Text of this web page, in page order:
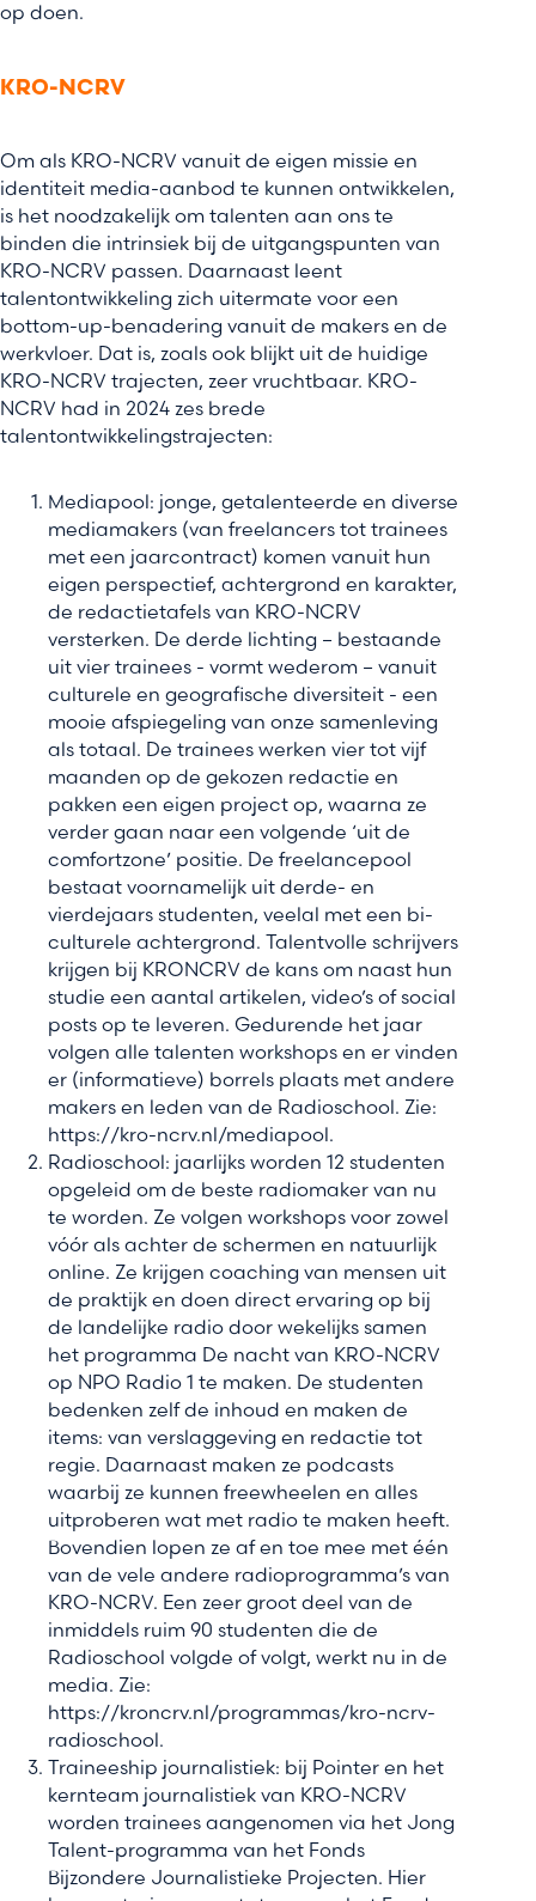
op doen.
KRO-NCRV
Om als KRO-NCRV vanuit de eigen missie en
identiteit media-aanbod te kunnen ontwikkelen,
is het noodzakelijk om talenten aan ons te
binden die intrinsiek bij de uitgangspunten van
KRO-NCRV passen. Daarnaast leent
talentontwikkeling zich uitermate voor een
bottom-up-benadering vanuit de makers en de
werkvloer. Dat is, zoals ook blijkt uit de huidige
KRO-NCRV trajecten, zeer vruchtbaar. KRO-
NCRV had in 2024 zes brede
talentontwikkelingstrajecten:
Mediapool: jonge, getalenteerde en diverse
mediamakers (van freelancers tot trainees
met een jaarcontract) komen vanuit hun
eigen perspectief, achtergrond en karakter,
de redactietafels van KRO-NCRV
versterken. De derde lichting – bestaande
uit vier trainees - vormt wederom – vanuit
culturele en geografische diversiteit - een
mooie afspiegeling van onze samenleving
als totaal. De trainees werken vier tot vijf
maanden op de gekozen redactie en
pakken een eigen project op, waarna ze
verder gaan naar een volgende ‘uit de
comfortzone’ positie. De freelancepool
bestaat voornamelijk uit derde- en
vierdejaars studenten, veelal met een bi-
culturele achtergrond. Talentvolle schrijvers
krijgen bij KRONCRV de kans om naast hun
studie een aantal artikelen, video’s of social
posts op te leveren. Gedurende het jaar
volgen alle talenten workshops en er vinden
er (informatieve) borrels plaats met andere
makers en leden van de Radioschool. Zie:
https://kro-ncrv.nl/mediapool.
Radioschool: jaarlijks worden 12 studenten
opgeleid om de beste radiomaker van nu
te worden. Ze volgen workshops voor zowel
vóór als achter de schermen en natuurlijk
online. Ze krijgen coaching van mensen uit
de praktijk en doen direct ervaring op bij
de landelijke radio door wekelijks samen
het programma De nacht van KRO-NCRV
op NPO Radio 1 te maken. De studenten
bedenken zelf de inhoud en maken de
items: van verslaggeving en redactie tot
regie. Daarnaast maken ze podcasts
waarbij ze kunnen freewheelen en alles
uitproberen wat met radio te maken heeft.
Bovendien lopen ze af en toe mee met één
van de vele andere radioprogramma’s van
KRO-NCRV. Een zeer groot deel van de
inmiddels ruim 90 studenten die de
Radioschool volgde of volgt, werkt nu in de
media. Zie:
https://kroncrv.nl/programmas/kro-ncrv-
radioschool.
Traineeship journalistiek: bij Pointer en het
kernteam journalistiek van KRO-NCRV
worden trainees aangenomen via het Jong
Talent-programma van het Fonds
Bijzondere Journalistieke Projecten. Hier